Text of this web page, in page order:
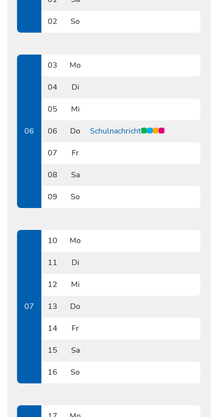
02
So
06
03
Mo
04
Di
05
Mi
06
Do Schulnachricht
07
Fr
08
Sa
09
So
07
10
Mo
11
Di
12
Mi
13
Do
14
Fr
15
Sa
16
So